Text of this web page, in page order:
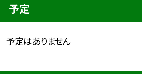
予定
予定はありません